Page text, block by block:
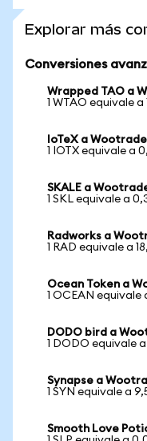
Explorar más
Conversiones
Wrapped TAO a
1 WTAO equivale
IoTeX a
1 IOTX equivale a
SKALE a
1 SKL equivale a
Radworks a
1 RAD equivale a
Ocean Token a
1 OCEAN equivale
DODO bird a
1 DODO equivale
Synapse a
1 SYN equivale a
Smooth Love